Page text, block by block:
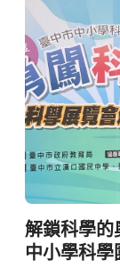
解鎖科學的
中小學科學